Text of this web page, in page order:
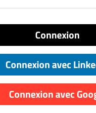
Connexion
Connexion avec
Connexion avec